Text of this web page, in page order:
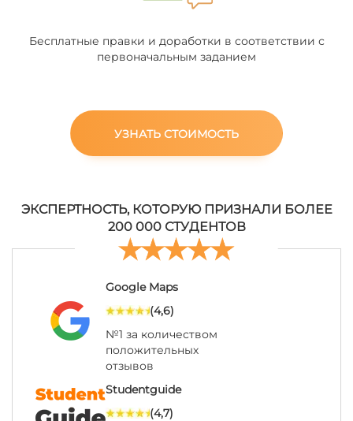
Бесплатные правки и доработки в соответствии с
первоначальным заданием
УЗНАТЬ СТОИМОСТЬ
ЭКСПЕРТНОСТЬ, КОТОРУЮ ПРИЗНАЛИ БОЛЕЕ
200 000 СТУДЕНТОВ
Google Maps
(4,6)
№1 за количеством
положительных
отзывов
Studentguide
(4,7)